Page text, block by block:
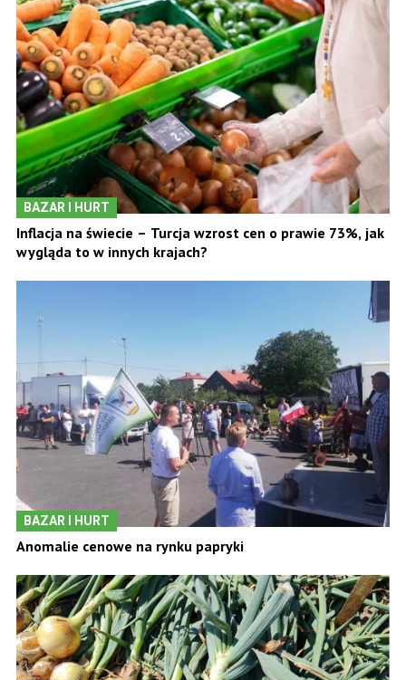
BAZAR I HURT
Inflacja na świecie – Turcja wzrost cen o prawie 73%, jak
wygląda to w innych krajach?
BAZAR I HURT
Anomalie cenowe na rynku papryki